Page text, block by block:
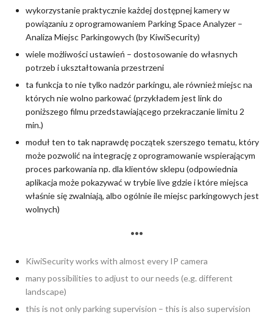
wykorzystanie praktycznie każdej dostępnej kamery w
powiązaniu z oprogramowaniem Parking Space Analyzer –
Analiza Miejsc Parkingowych (by KiwiSecurity)
wiele możliwości ustawień – dostosowanie do własnych
potrzeb i ukształtowania przestrzeni
ta funkcja to nie tylko nadzór parkingu, ale również miejsc na
których nie wolno parkować (przykładem jest link do
poniższego filmu przedstawiającego przekraczanie limitu 2
min.)
moduł ten to tak naprawdę początek szerszego tematu, który
może pozwolić na integrację z oprogramowanie wspierającym
proces parkowania np. dla klientów sklepu (odpowiednia
aplikacja może pokazywać w trybie live gdzie i które miejsca
właśnie się zwalniają, albo ogólnie ile miejsc parkingowych jest
wolnych)
•••
KiwiSecurity works with almost every IP camera
many possibilities to adjust to our needs (e.g. different
landscape)
this is not only parking supervision – this is also supervision